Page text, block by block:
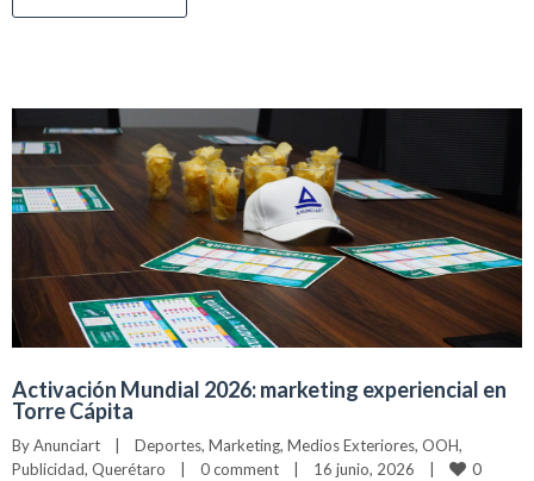
Activación Mundial 2026: marketing experiencial en
Torre Cápita
By Anunciart Deportes, Marketing, Medios Exteriores, OOH
Publicidad, Querétaro 0 comment 16 junio, 2026 0